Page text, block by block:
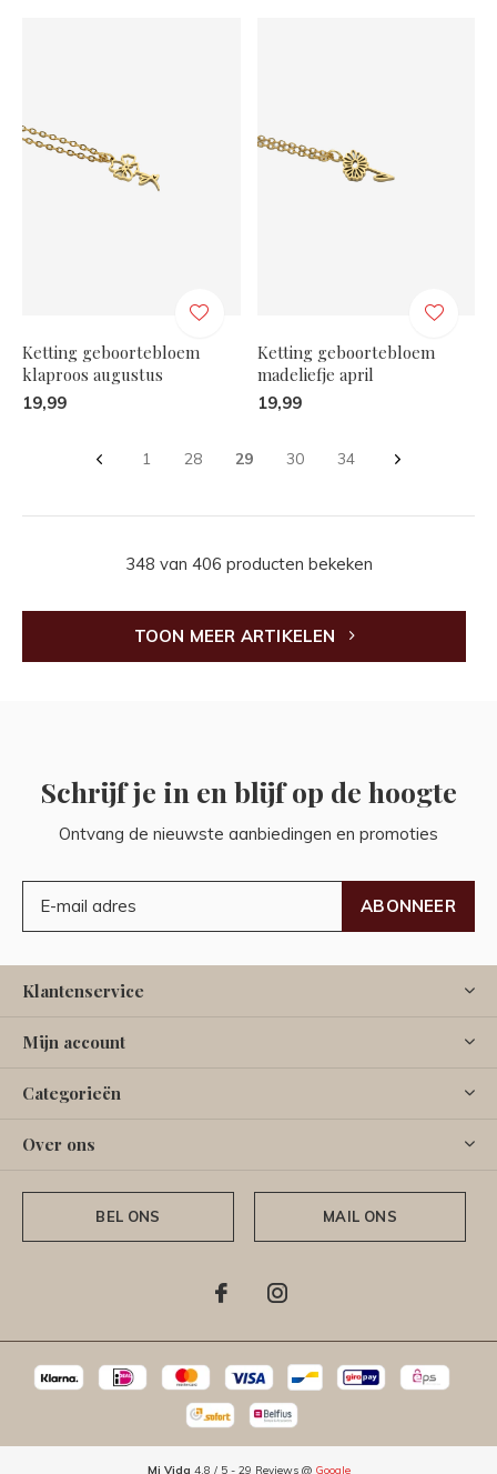
Ketting geboortebloem
klaproos augustus
19,99
Ketting geboortebloem
madeliefje april
19,99
1 28 29 30 34
348 van 406 producten bekeken
TOON MEER ARTIKELEN
Schrijf je in en blijf op de hoogte
Ontvang de nieuwste aanbiedingen en promoties
ABONNEER
Klantenservice
Mijn account
Categorieën
Over ons
BEL ONS MAIL ONS
Mi Vida 4.8 / 5- 29 Reviews @ Google